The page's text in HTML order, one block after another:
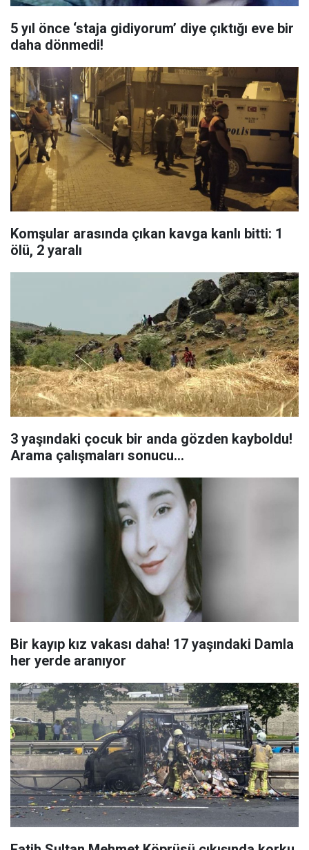
5 yıl önce ‘staja gidiyorum’ diye çıktığı eve bir
daha dönmedi!
Komşular arasında çıkan kavga kanlı bitti: 1
ölü, 2 yaralı
3 yaşındaki çocuk bir anda gözden kayboldu!
Arama çalışmaları sonucu...
Bir kayıp kız vakası daha! 17 yaşındaki Damla
her yerde aranıyor